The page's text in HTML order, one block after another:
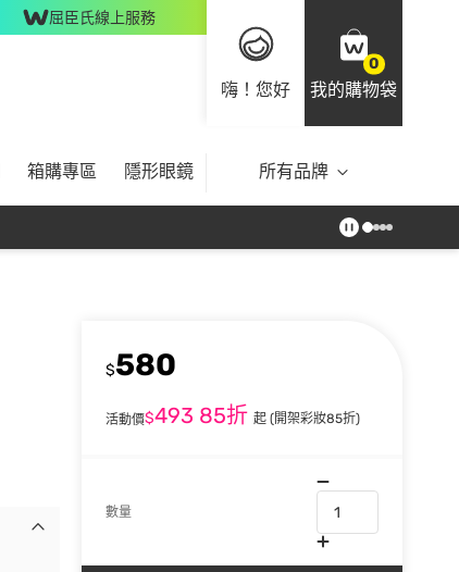
屈臣氏線上服務
嗨！您好
0
我的購物袋
箱購專區 隱形眼鏡 所有品牌
$580
活動價$493 85折 起 (開架彩妝85折)
數量